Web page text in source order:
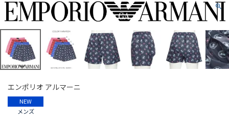
エンポリオ アルマーニ
NEW
メンズ